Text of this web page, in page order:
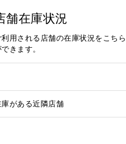
舗在庫状況
利用される店舗の在庫状況をこち
きます。
庫がある近隣店舗